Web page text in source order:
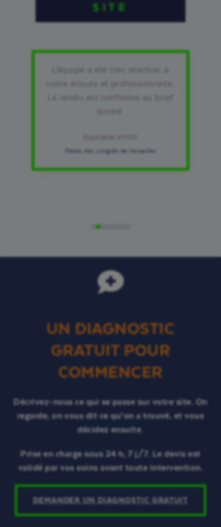
SITE
Palais des congrès de Versailles
UN DIAGNOSTIC
GRATUIT POUR
COMMENCER
Décrivez-nous ce qui se passe sur votre site. On
regarde, on vous dit ce qu’on a trouvé, et vous
décidez ensuite.
Prise en charge sous 24 h, 7 j/7. Le devis est
validé par vos soins avant toute intervention.
DEMANDER UN DIAGNOSTIC GRATUIT